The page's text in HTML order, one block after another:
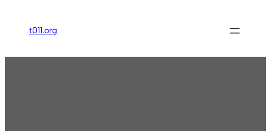
ス
t011.org